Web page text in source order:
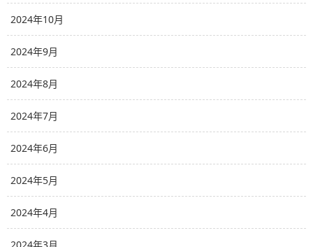
2024年10月
2024年9月
2024年8月
2024年7月
2024年6月
2024年5月
2024年4月